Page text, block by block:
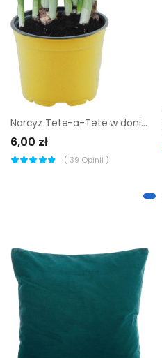
Narcyz Tete-a-Tete w doniczce 12 cm
6,00 zł
( 39 Opinii )